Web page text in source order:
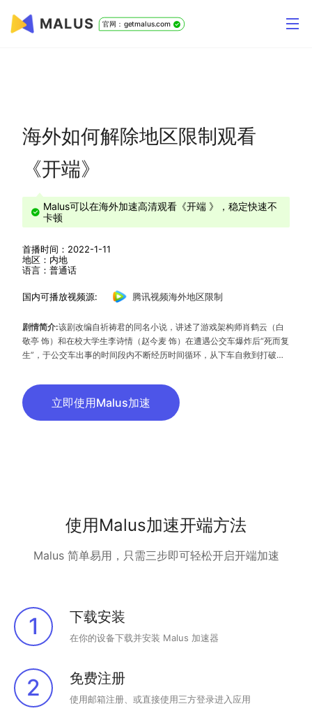
MALUS 官网：getmalus.com
海外如何解除地区限制观看
《开端》
Malus可以在海外加速高清观看《开端 》，稳定快速不
卡顿
首播时间：2022-1-11
地区：内地
语言：普通话
国内可播放视频源: 腾讯视频海外地区限制
剧情简介:该剧改编自祈祷君的同名小说，讲述了游戏架构师肖鹤云（白
敬亭 饰）和在校大学生李诗情（赵今麦 饰）在遭遇公交车爆炸后“死而复
生”，于公交车出事的时间段内不断经历时间循环，从下车自救到打破隔
立即使用Malus加速
使用Malus加速开端方法
Malus 简单易用，只需三步即可轻松开启开端加速
1 下载安装
在你的设备下载并安装 Malus 加速器
2 免费注册
使用邮箱注册、或直接使用三方登录进入应用